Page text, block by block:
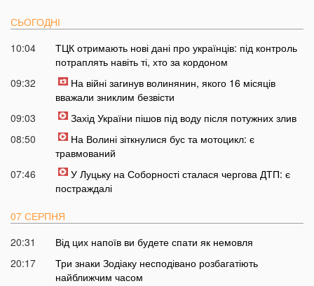
СЬОГОДНІ
10:04
ТЦК отримають нові дані про українців: під контроль
потраплять навіть ті, хто за кордоном
09:32
На війні загинув волинянин, якого 16 місяців
вважали зниклим безвісти
09:03
Захід України пішов під воду після потужних злив
08:50
На Волині зіткнулися бус та мотоцикл: є
травмований
07:46
У Луцьку на Соборності сталася чергова ДТП: є
постраждалі
07 СЕРПНЯ
20:31
Від цих напоїв ви будете спати як немовля
20:17
Три знаки Зодіаку несподівано розбагатіють
найближчим часом